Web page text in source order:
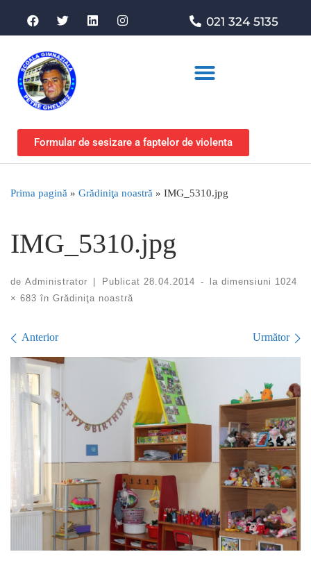
021 324 5135
Formular de sesizare a faptelor de violenta
Prima pagină » Grădiniţa noastră » IMG_5310.jpg
IMG_5310.jpg
de Administrator | Publicat 28.04.2014 - la dimensiuni 1024
× 683 în Grădiniţa noastră
Navigare în imagini
Anterior Următor